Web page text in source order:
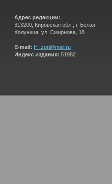
Адрес редакции:
613200, Кировская обл., г. Белая
Холуница, ул. Смирнова, 18
E-mail: H_zori@mail.ru
Индекс издания: 51982